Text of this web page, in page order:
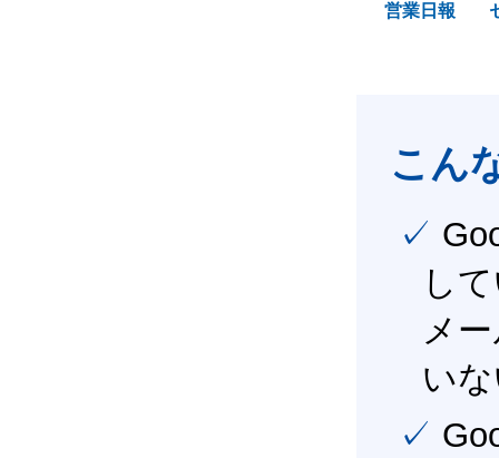
営業日報
こん
✓ Google Workspace（旧G Suite） を社内で導入
し
メ
い
✓ Google Workspace（旧G Suite） を活用し、業